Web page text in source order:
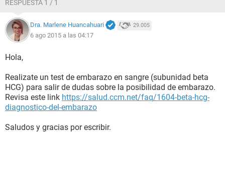
RESPUESTA 1 / 1
Dra. Marlene Huancahuari 29.005
6 ago 2015 a las 04:17
Hola,
Realizate un test de embarazo en sangre (subunidad beta
HCG) para salir de dudas sobre la posibilidad de embarazo.
Revisa este link https://salud.ccm.net/faq/1604-beta-hcg-
diagnostico-del-embarazo
Saludos y gracias por escribir.